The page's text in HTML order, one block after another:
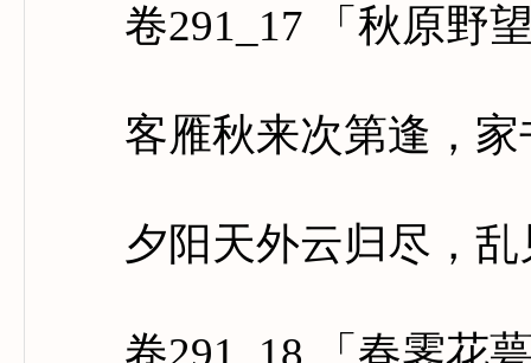
卷291_17 「秋原野
客雁秋来次第逢，家
夕阳天外云归尽，乱
卷291_18 「春霁花萼